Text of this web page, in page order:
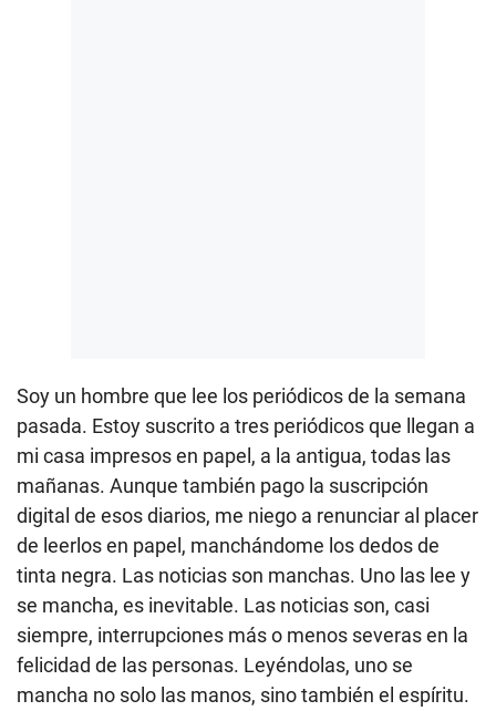
Soy un hombre que lee los periódicos de la semana
pasada. Estoy suscrito a tres periódicos que llegan a
mi casa impresos en papel, a la antigua, todas las
mañanas. Aunque también pago la suscripción
digital de esos diarios, me niego a renunciar al placer
de leerlos en papel, manchándome los dedos de
tinta negra. Las noticias son manchas. Uno las lee y
se mancha, es inevitable. Las noticias son, casi
siempre, interrupciones más o menos severas en la
felicidad de las personas. Leyéndolas, uno se
mancha no solo las manos, sino también el espíritu.